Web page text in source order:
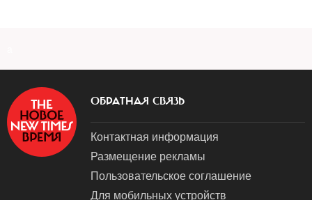
ОБРАТНАЯ СВЯЗЬ
Контактная информация
Размещение рекламы
Пользовательское соглашение
Для мобильных устройств